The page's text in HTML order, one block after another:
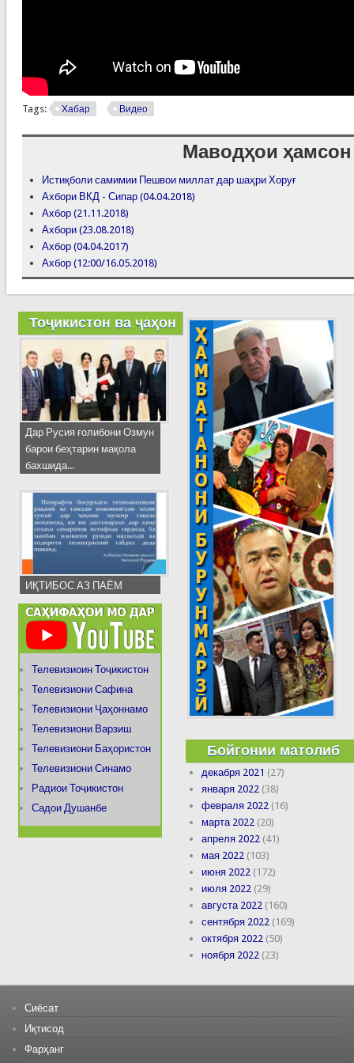
Tags: Хабар Видео
Маводҳои ҳамсон
Истиқболи самимии Пешвои миллат дар шаҳри Хоруғ
Ахбори ВКД - Сипар (04.04.2018)
Ахбор (21.11.2018)
Ахбори (23.08.2018)
Ахбор (04.04.2017)
Ахбор (12:00/16.05.2018)
Тоҷикистон ва ҷаҳон
Дар Русия ғолибони Озмун
барои беҳтарин мақола
бахшида...
ИҚТИБОС АЗ ПАЁМ
Телевизиоин Тоҷикистон
Телевизиони Сафина
Телевизиони Ҷаҳоннамо
Телевизиони Варзиш
Телевизиони Баҳористон
Телевизиони Синамо
Радиои Тоҷикистон
Садои Душанбе
Бойгонии матолиб
декабря 2021 (27)
января 2022 (38)
февраля 2022 (16)
марта 2022 (20)
апреля 2022 (41)
мая 2022 (103)
июня 2022 (172)
июля 2022 (29)
августа 2022 (160)
сентября 2022 (169)
октября 2022 (50)
ноября 2022 (23)
Сиёсат
Иқтисод
Фарҳанг